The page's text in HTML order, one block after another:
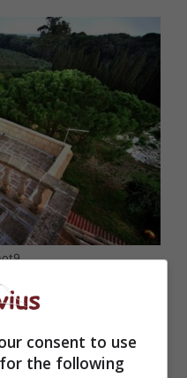
consent to use
the following